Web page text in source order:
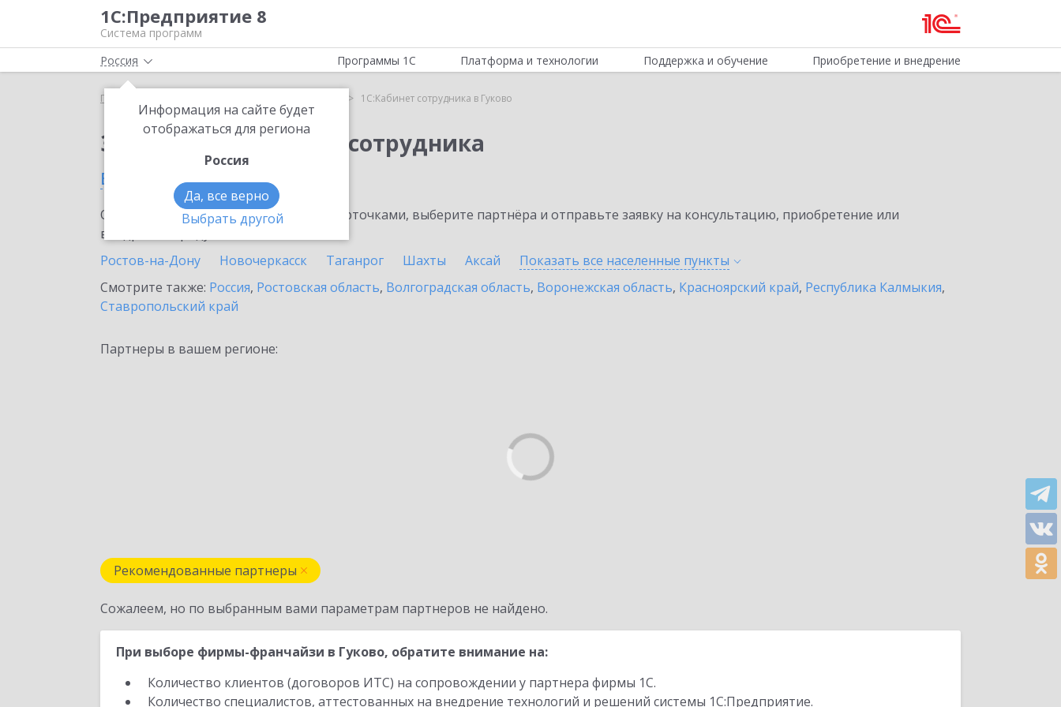
1С:Предприятие 8
Система программ
Россия
Информация на сайте будет
отображаться для региона
Россия
Да, все верно
Выбрать другой
Программы 1С Платформа и технологии Поддержка и обучение Приобретение и внедрение
Главная 1С:Кабинет сотрудника в Гуково
Заказать 1С:Кабинет сотрудника
в Гуково
Ознакомьтесь с информационными карточками, выберите партнёра и отправьте заявку на консультацию, приобретение или
внедрение продукта.
Ростов-на-Дону
Новочеркасск Таганрог Шахты Аксай Показать все населенные пункты
Смотрите также: Россия, Ростовская область, Волгоградская область, Воронежская область, Красноярский край, Республика Калмыкия,
Ставропольский край
Партнеры в вашем регионе:
Рекомендованные партнеры
Сожалеем, но по выбранным вами параметрам партнеров не найдено.
При выборе фирмы-франчайзи в Гуково, обратите внимание на:
Количество клиентов (договоров ИТС) на сопровождении у партнера фирмы 1С.
Количество специалистов, аттестованных на внедрение технологий и решений системы 1С:Предприятие.